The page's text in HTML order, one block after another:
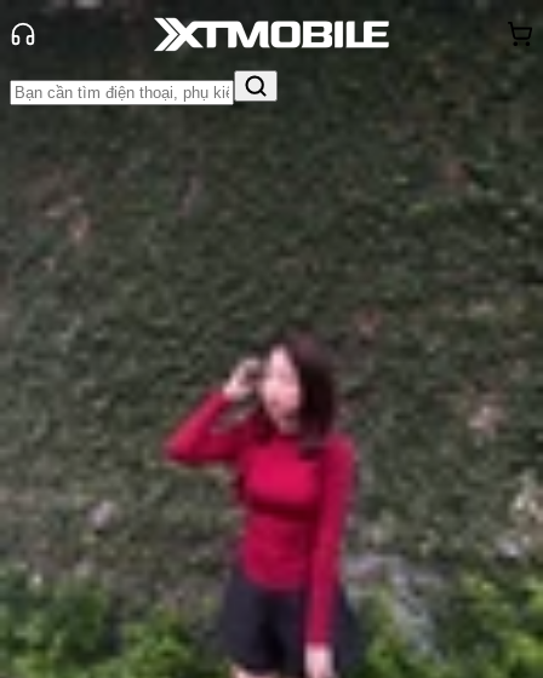
Tin tức
Thủ thuật
Tin Mới
Đánh Giá - Trên Tay So Sánh Tư vấn
Khuyến
mãiThủ thuật Hỏi đáp App - Game Thông báo
Khách
hàng - Sự kiện
Cách bật/tắt 120Hz trên iPhone 17,
tối ưu thời lượng pin
Anh Thư
Ngày đăng:
25/09/2025
Cập nhật: 25/09/2025
Theo dõi XTMobile trên